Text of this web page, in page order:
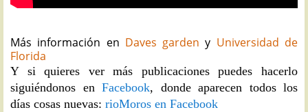
Más información en Daves garden y Universidad de
Florida
Y si quieres ver más publicaciones puedes hacerlo
siguiéndonos en Facebook, donde aparecen todos los
días cosas nuevas: rioMoros en Facebook